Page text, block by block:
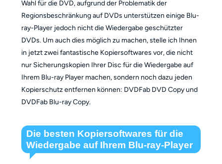
Wahl für die DVD, aufgrund der Problematik der
Regionsbeschränkung auf DVDs unterstützen einige Blu-
ray-Player jedoch nicht die Wiedergabe geschützter
DVDs. Um auch dies möglich zu machen, stelle ich Ihnen
in jetzt zwei fantastische Kopiersoftwares vor, die nicht
nur Sicherungskopien Ihrer Disc für die Wiedergabe auf
Ihrem Blu-ray Player machen, sondern noch dazu jeden
Kopierschutz entfernen können: DVDFab DVD Copy und
DVDFab Blu-ray Copy.
Die besten Kopiersoftwares für die
Wiedergabe auf Ihrem Blu-ray-Player